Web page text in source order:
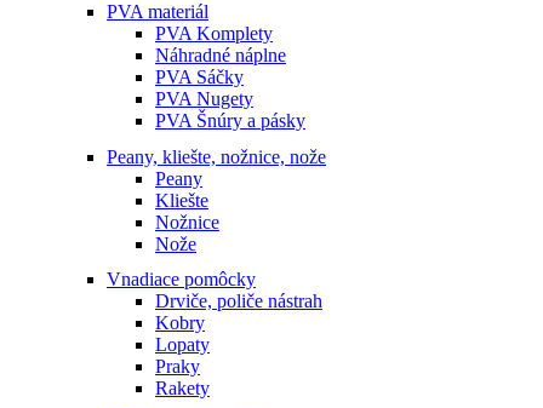
PVA materiál
PVA Komplety
Náhradné náplne
PVA Sáčky
PVA Nugety
PVA Šnúry a pásky
Peany, kliešte, nožnice, nože
Peany
Kliešte
Nožnice
Nože
Vnadiace pomôcky
Drviče, poliče nástrah
Kobry
Lopaty
Praky
Rakety